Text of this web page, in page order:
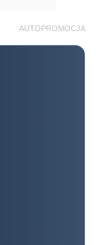
AUTOPROMOCJA